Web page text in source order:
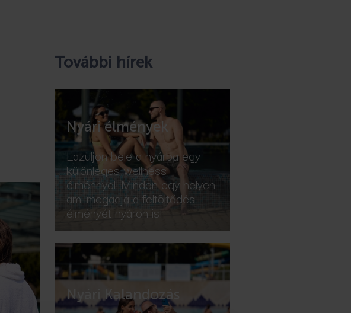
További hírek
Nyári élmények
Lazuljon bele a nyárba egy
különleges wellness
élménnyel! Minden egy helyen,
ami megadja a feltöltődés
élményét nyáron is!
Nyári Kalandozás